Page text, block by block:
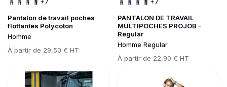
Pantalon de travail poches
flottantes Polycoton
Homme
Prix
À partir de 29,50 € HT
+7
PANTALON DE TRAVAIL
MULTIPOCHES PROJOB -
Regular
Homme Regular
Prix
À partir de 22,90 € HT
+7
Go to product page Go to product page